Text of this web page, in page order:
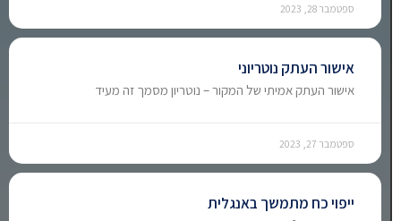
ספטמבר 28, 2023
אישור העתק נוטריוני
אישור העתק אמיתי של המקור – נוטריון מסמך זה מעיד
ספטמבר 27, 2023
ייפוי כח מתמשך באנגלית